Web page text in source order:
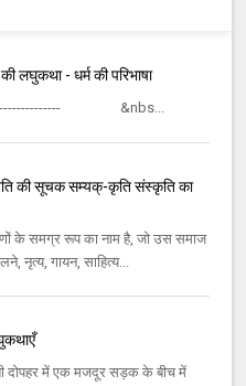
लघुकथा - धर्म की परिभाषा
-------------------- &nbs...
की सूचक सम्यक्-कृति संस्कृति का
के समग्र रूप का नाम है, जो उस समाज
नृत्य, गायन, साहित्य...
दोपहर में एक मजदूर सड़क के बीच में